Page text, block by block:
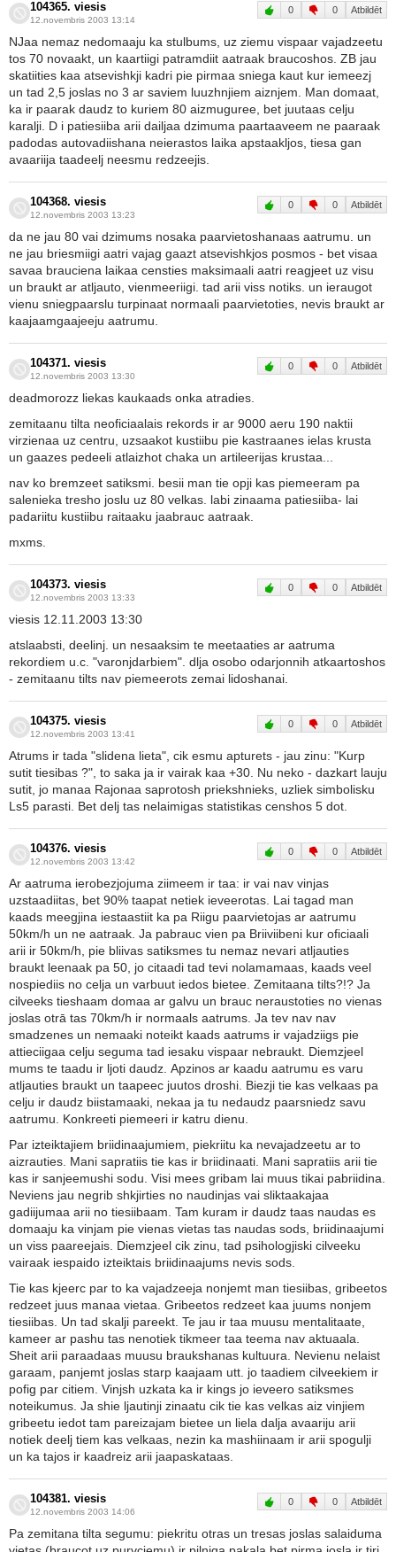
104365. viesis
12.novembris 2003 13:14
0 0 Atbildēt
NJaa nemaz nedomaaju ka stulbums, uz ziemu vispaar vajadzeetu
tos 70 novaakt, un kaartiigi patramdiit aatraak braucoshos. ZB jau
skatiities kaa atsevishkji kadri pie pirmaa sniega kaut kur iemeezj
un tad 2,5 joslas no 3 ar saviem luuzhnjiem aiznjem. Man domaat,
ka ir paarak daudz to kuriem 80 aizmuguree, bet juutaas celju
karalji. D i patiesiiba arii dailjaa dzimuma paartaaveem ne paaraak
padodas autovadiishana neierastos laika apstaakljos, tiesa gan
avaariija taadeelj neesmu redzeejis.
104368. viesis
12.novembris 2003 13:23
0 0 Atbildēt
da ne jau 80 vai dzimums nosaka paarvietoshanaas aatrumu. un
ne jau briesmiigi aatri vajag gaazt atsevishkjos posmos - bet visaa
savaa brauciena laikaa censties maksimaali aatri reagjeet uz visu
un braukt ar atljauto, vienmeeriigi. tad arii viss notiks. un ieraugot
vienu sniegpaarslu turpinaat normaali paarvietoties, nevis braukt ar
kaajaamgaajeeju aatrumu.
104371. viesis
12.novembris 2003 13:30
0 0 Atbildēt
deadmorozz liekas kaukaads onka atradies.
zemitaanu tilta neoficiaalais rekords ir ar 9000 aeru 190 naktii
virzienaa uz centru, uzsaakot kustiibu pie kastraanes ielas krusta
un gaazes pedeeli atlaizhot chaka un artileerijas krustaa...
nav ko bremzeet satiksmi. besii man tie opji kas piemeeram pa
salenieka tresho joslu uz 80 velkas. labi zinaama patiesiiba- lai
padariitu kustiibu raitaaku jaabrauc aatraak.
mxms.
104373. viesis
12.novembris 2003 13:33
0 0 Atbildēt
viesis 12.11.2003 13:30
atslaabsti, deelinj. un nesaaksim te meetaaties ar aatruma
rekordiem u.c. "varonjdarbiem". dlja osobo odarjonnih atkaartoshos
- zemitaanu tilts nav piemeerots zemai lidoshanai.
104375. viesis
12.novembris 2003 13:41
0 0 Atbildēt
Atrums ir tada "slidena lieta", cik esmu apturets - jau zinu: "Kurp
sutit tiesibas ?", to saka ja ir vairak kaa +30. Nu neko - dazkart lauju
sutit, jo manaa Rajonaa saprotosh priekshnieks, uzliek simbolisku
Ls5 parasti. Bet delj tas nelaimigas statistikas censhos 5 dot.
104376. viesis
12.novembris 2003 13:42
0 0 Atbildēt
Ar aatruma ierobezjojuma ziimeem ir taa: ir vai nav vinjas
uzstaadiitas, bet 90% taapat netiek ieveerotas. Lai tagad man
kaads meegjina iestaastiit ka pa Riigu paarvietojas ar aatrumu
50km/h un ne aatraak. Ja pabrauc vien pa Briiviibeni kur oficiaali
arii ir 50km/h, pie bliivas satiksmes tu nemaz nevari atljauties
braukt leenaak pa 50, jo citaadi tad tevi nolamamaas, kaads veel
nospiediis no celja un varbuut iedos bietee. Zemitaana tilts?!? Ja
cilveeks tieshaam domaa ar galvu un brauc neraustoties no vienas
joslas otrā tas 70km/h ir normaals aatrums. Ja tev nav nav
smadzenes un nemaaki noteikt kaads aatrums ir vajadziigs pie
attieciigaa celju seguma tad iesaku vispaar nebraukt. Diemzjeel
mums te taadu ir ljoti daudz. Apzinos ar kaadu aatrumu es varu
atljauties braukt un taapeec juutos droshi. Biezji tie kas velkaas pa
celju ir daudz biistamaaki, nekaa ja tu nedaudz paarsniedz savu
aatrumu. Konkreeti piemeeri ir katru dienu.
Par izteiktajiem briidinaajumiem, piekriitu ka nevajadzeetu ar to
aizrauties. Mani sapratiis tie kas ir briidinaati. Mani sapratiis arii tie
kas ir sanjeemushi sodu. Visi mees gribam lai muus tikai pabriidina.
Neviens jau negrib shkjirties no naudinjas vai sliktaakajaa
gadiijumaa arii no tiesiibaam. Tam kuram ir daudz taas naudas es
domaaju ka vinjam pie vienas vietas tas naudas sods, briidinaajumi
un viss paareejais. Diemzjeel cik zinu, tad psihologjiski cilveeku
vairaak iespaido izteiktais briidinaajums nevis sods.
Tie kas kjeerc par to ka vajadzeeja nonjemt man tiesiibas, gribeetos
redzeet juus manaa vietaa. Gribeetos redzeet kaa juums nonjem
tiesiibas. Un tad skalji pareekt. Te jau ir taa muusu mentalitaate,
kameer ar pashu tas nenotiek tikmeer taa teema nav aktuaala.
Sheit arii paraadaas muusu braukshanas kultuura. Nevienu nelaist
garaam, panjemt joslas starp kaajaam utt. jo taadiem cilveekiem ir
pofig par citiem. Vinjsh uzkata ka ir kings jo ieveero satiksmes
noteikumus. Ja shie ljautinji zinaatu cik tie kas velkas aiz vinjiem
gribeetu iedot tam pareizajam bietee un liela dalja avaariju arii
notiek deelj tiem kas velkaas, nezin ka mashiinaam ir arii spogulji
un ka tajos ir kaadreiz arii jaapaskataas.
104381. viesis
12.novembris 2003 14:06
0 0 Atbildēt
Pa zemitana tilta segumu: piekritu otras un tresas joslas salaiduma